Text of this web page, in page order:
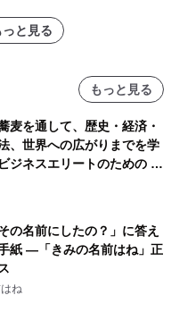
と見る
もっと見る
麦を通して、歴史・経済・
、世界への広がりまでを学
ジネスエリートのための 教
蕎麦』2026年8月25日
の名前にしたの？」に答え
紙 ―「きみの名前はね」正
ね